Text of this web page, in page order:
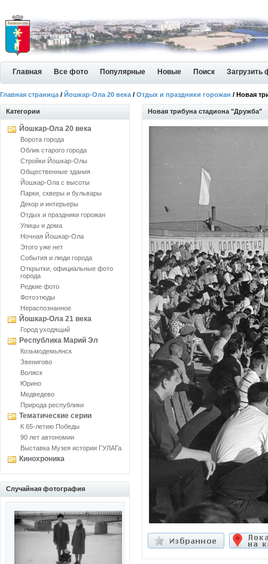
Главная Все фото Популярные Новые Поиск Загрузить
Главная страница / Йошкар-Ола 20 века / Отдых и праздники горожан / Новая
Категории
Йошкар-Ола 20 века
Ворота города
Облик старого города
Стройки Йошкар-Олы
Общественные здания
Йошкар-Ола с высоты
Парки, скверы и бульвары
Декор и интерьеры
Отдых и праздники горожан
Улицы и дома
Ночная Йошкар-Ола
Этого уже нет
События и люди города
Открытки, официальные фото
города
Редкие фото
Фотоэтюды
Нераспознанное
Йошкар-Ола 21 века
Город уходящий
Республика Марий Эл
Козьмодемьянск
Звенигово
Волжск
Юрино
Медведево
Природа республики
Тематические серии
К 65-летию Победы
90 лет автономии
Выставка Музея истории ГУЛАГа
Кинохроника
Случайная фотография
Новая трибуна стадиона "Дружба"